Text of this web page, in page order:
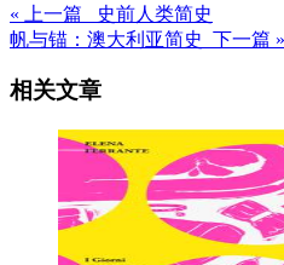
« 上一篇 史前人类简史
帆与锚：澳大利亚简史 下一篇 »
相关文章